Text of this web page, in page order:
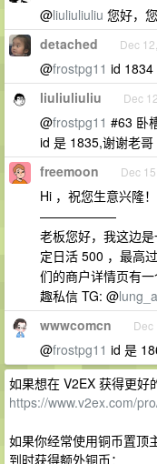
@liuliuliuliu 您好，
detached Dec
@frostpg11 id 1834
liuliuliuliu Dec
@frostpg11 #63 卧
id 是 1835,谢谢老哥
freemoon Dec
Hi ，祝您生意兴隆！
——————
老板您好，我这边
定日活 500 ，最高
们的商户详情页有
趣私信 TG: @
wwwcomcn Dec
@frostpg11 id 是
如果想在 V2EX 获得更好
https://www.v2ex.com/
如果你经常使用铜币置顶
到时获得额外铜币：